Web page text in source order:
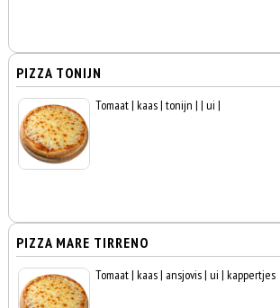
PIZZA TONIJN
Tomaat | kaas | tonijn | | ui |
PIZZA MARE TIRRENO
Tomaat | kaas | ansjovis | ui | kappertjes